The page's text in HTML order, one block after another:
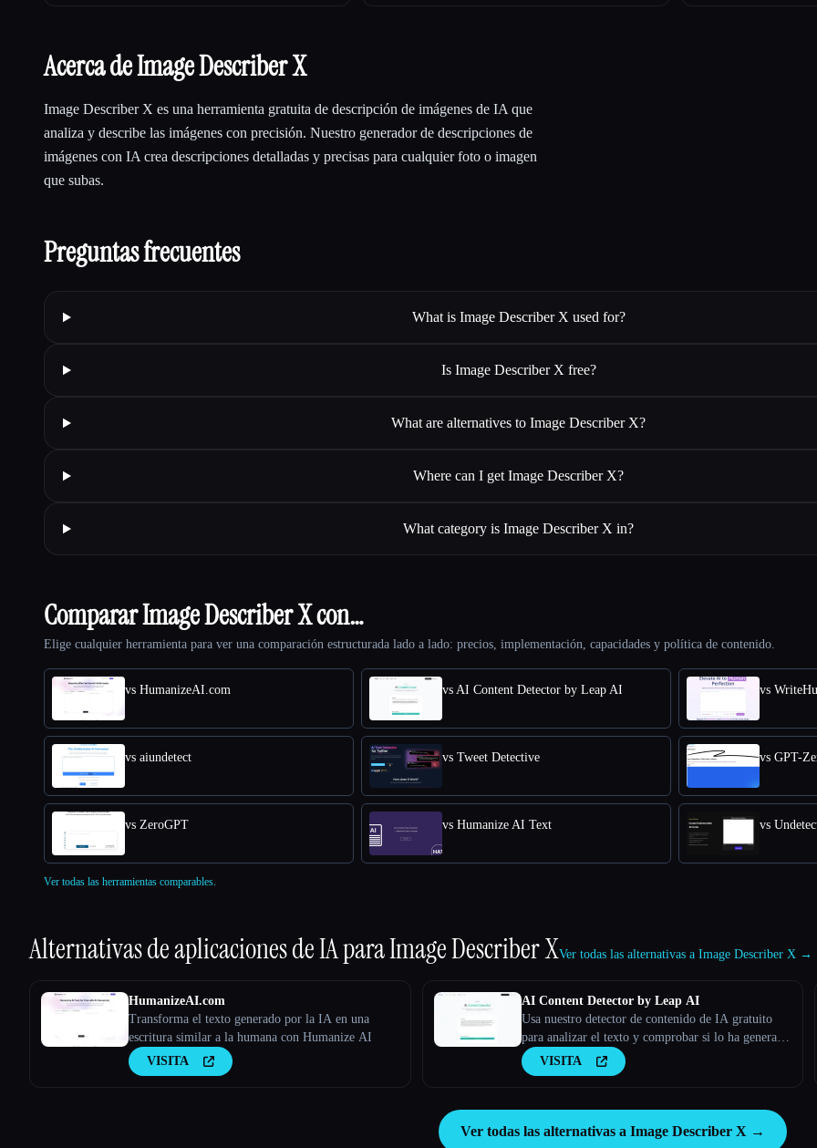
Acerca de Image Describer X
Image Describer X es una herramienta gratuita de descripción de imágenes de IA que
analiza y describe las imágenes con precisión. Nuestro generador de descripciones de
imágenes con IA crea descripciones detalladas y precisas para cualquier foto o imagen
que subas.
Preguntas frecuentes
What is Image Describer X used for?
Is Image Describer X free?
What are alternatives to Image Describer X?
Where can I get Image Describer X?
What category is Image Describer X in?
Comparar Image Describer X con…
Elige cualquier herramienta para ver una comparación estructurada lado a lado: precios, implementación, capacidades y política de contenido.
vs HumanizeAI.com vs AI Content Detector by Leap AI vs
vs aiundetect vs Tweet Detective vs GPT-
vs ZeroGPT vs Humanize AI Text vs
Ver todas las herramientas comparables.
Alternativas de aplicaciones de IA paraImage Describer XVer todas las alternativas a Image Describer X →
HumanizeAI.com
Transforma el texto generado por la IA en una
escritura similar a la humana con Humanize AI
VISITA
AI Content Detector by Leap AI
Usa nuestro detector de contenido de IA gratuito
para analizar el texto y comprobar si lo ha generado
la IA o no. Herramienta AI Checker, 100% gratis
para siempre.
VISITA
Ver todas las alternativas a Image Describer X →